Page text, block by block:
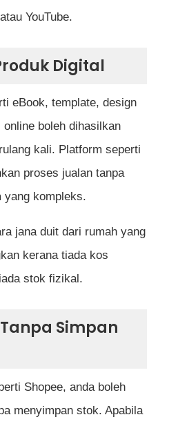
YouTube.
Digital
eBook, template, design
boleh dihasilkan
kali. Platform seperti
proses jualan tanpa
yang kompleks.
jana duit dari rumah yang
kerana tiada kos
stok fizikal.
Simpan
Shopee, anda boleh
menyimpan stok. Apabila